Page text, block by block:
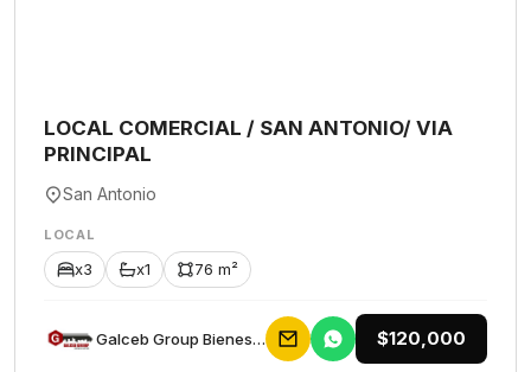
LOCAL COMERCIAL / SAN ANTONIO/ VIA
PRINCIPAL
San Antonio
LOCAL
x3 x1 76 m²
Galceb Group Bienes Raices $120,000